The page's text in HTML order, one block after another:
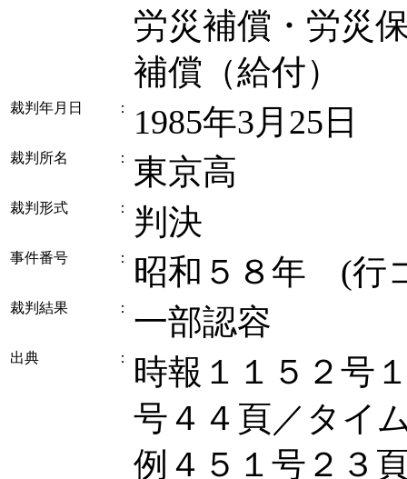
労災補償・労災
補償（給付）
裁判年月日 ： 1985年3月25日
裁判所名 ： 東京高
裁判形式 ： 判決
事件番号 ： 昭和５８年 (
裁判結果 ： 一部認容
出典 ：
時報１１５２号
号４４頁／タイ
例４５１号２３